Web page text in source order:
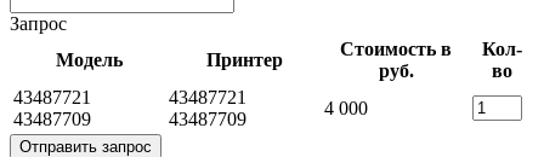
Запрос
Модель
Принтер
Стоимость в
руб.
Кол-
во
43487721
43487709
43487721
43487709
4 000
Отправить запрос